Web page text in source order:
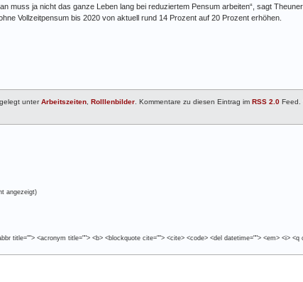
muss ja nicht das ganze Leben lang bei reduziertem Pensum arbeiten“, sagt
Vollzeitpensum bis 2020 von aktuell rund 14 Prozent auf 20 Prozent erhöhen.
unterArbeitszeiten Rolllenbilder . Kommentare zu diesen Eintrag im RSS 2.0 Feed.
angezeigt)
title=""> <acronym title=""> <b> <blockquote cite=""> <cite> <code> <del datetime=""> <em> <i> <q